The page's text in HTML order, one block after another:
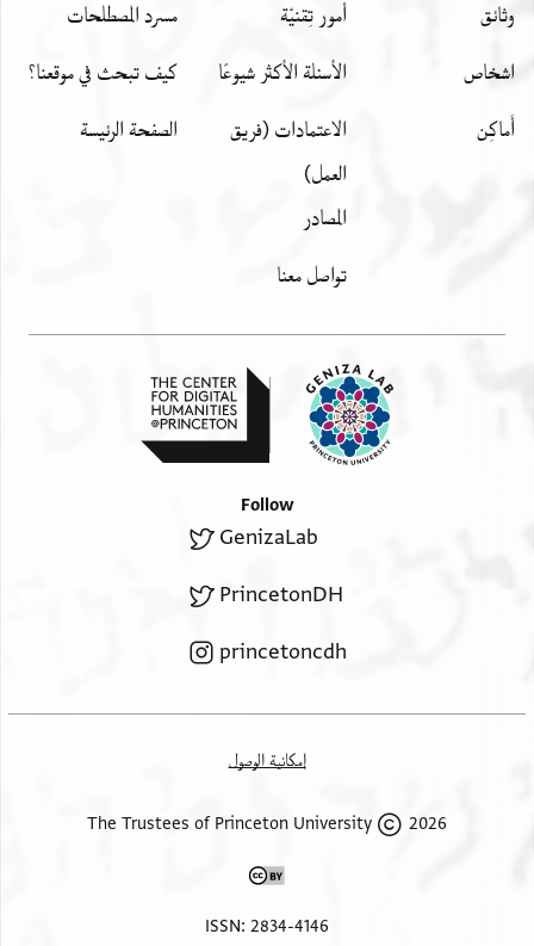
وثائق
اشخاص
أَماكِن
أمور تِقنيّة
الأسئلة الأكثر شيوعًا
الاعتمادات (فريق
العمل)
المصادر
تواصل معنا
مسرد المصطلحات
كيف تبحث في موقعنا؟
الصفحة الرئيسة
Follow
GenizaLab
PrincetonDH
princetoncdh
إمكانية الوصول
2026 The Trustees of Princeton University
ISSN: 2834-4146